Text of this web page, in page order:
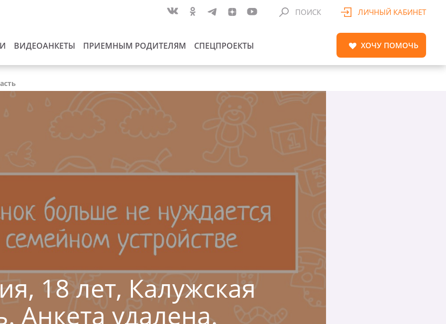
ВИДЕОАНКЕТЫ ПРИЕМНЫМ РОДИТЕЛЯМ СПЕЦПРОЕКТЫ
ПОИСК ЛИЧНЫЙ КАБИНЕТ
ХОЧУ ПОМОЧЬ
18 лет, Калужская
Анкета удалена.